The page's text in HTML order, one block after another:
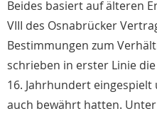
Beides basiert auf älteren
VIII des Osnabrücker
Bestimmungen zum
schrieben in erster Linie
16. Jahrhundert
auch bewährt hatten.